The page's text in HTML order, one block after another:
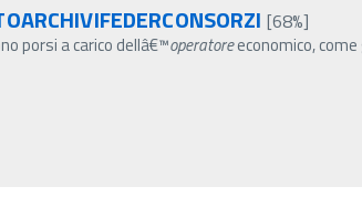
[68%]
porsi a carico dellâ€™operatoreeconomico,